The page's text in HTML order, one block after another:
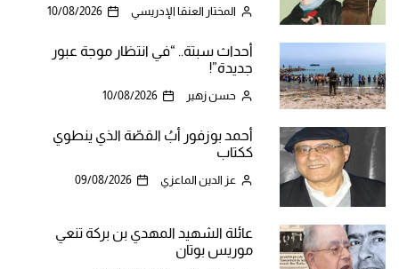
المختار العنقا الإدريسي 10/08/2026
أحداث سبتة.. “في انتظار موجة عبور
جديدة”!
حسن زهير 10/08/2026
أحمد بوزفور أبُ القصّة الذي ينطوي
ككتاب
عز الدين الماعزي 09/08/2026
عائلة الشهيد المهدي بن بركة تنعي
موريس بوتان